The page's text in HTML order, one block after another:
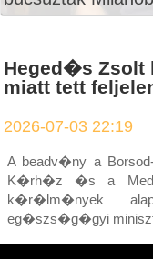
Heged�s
miatt tett
2026-07-03 22:19
A beadv�ny a
K�rh�z �s a
k�r�lm�nyek
eg�szs�g�gyi